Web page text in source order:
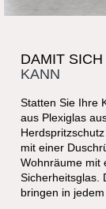
DAMIT SICH
KANN